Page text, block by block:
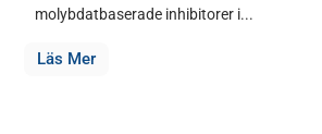
molybdatbaserade inhibitorer i...
Läs Mer